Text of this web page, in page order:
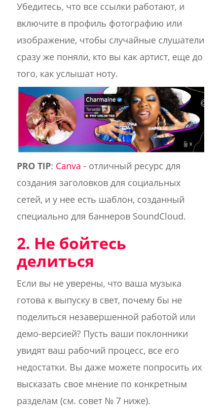
Убедитесь, что все ссылки работают, и
включите в профиль фотографию или
изображение, чтобы случайные слушатели
сразу же поняли, кто вы как артист, еще до
того, как услышат ноту.
PRO TIP: Canva - отличный ресурс для
создания заголовков для социальных
сетей, и у нее есть шаблон, созданный
специально для баннеров SoundCloud.
2. Не бойтесь
делиться
Если вы не уверены, что ваша музыка
готова к выпуску в свет, почему бы не
поделиться незавершенной работой или
демо-версией? Пусть ваши поклонники
увидят ваш рабочий процесс, все его
недостатки. Вы даже можете попросить их
высказать свое мнение по конкретным
разделам (см. совет № 7 ниже).